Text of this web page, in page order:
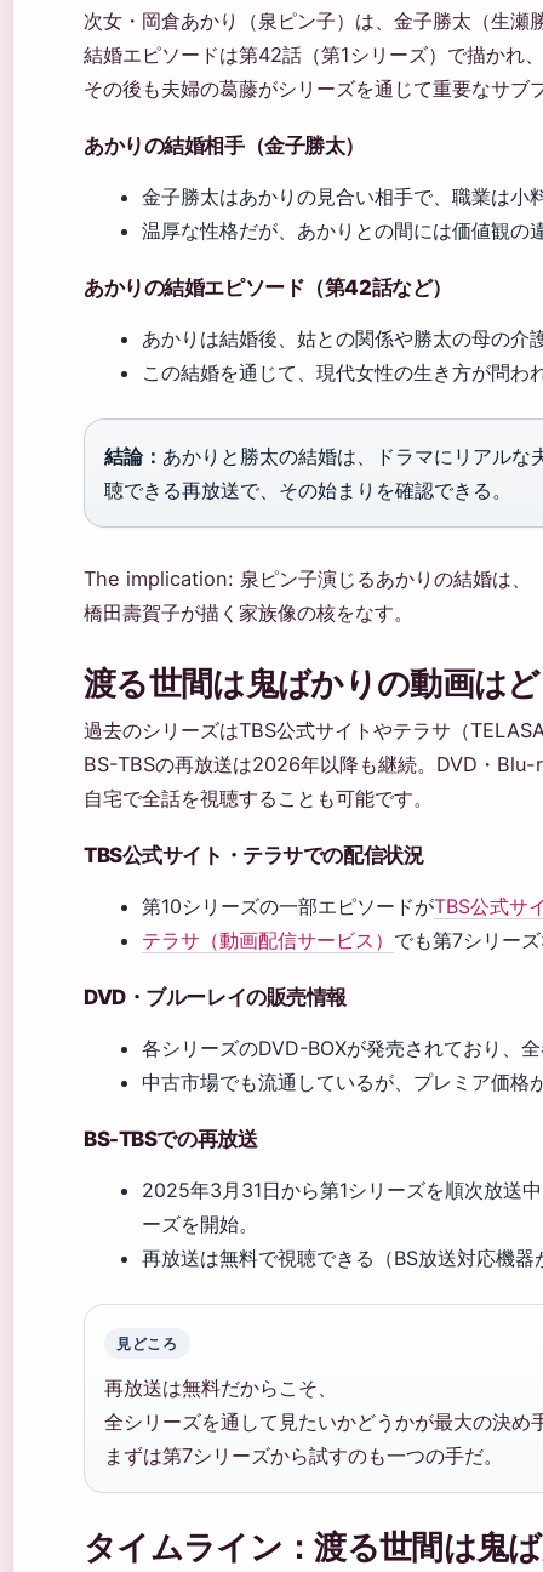
次女・岡倉あかり（泉ピン子）は、金子勝太（生瀬
結婚エピソードは第42話（第1シリーズ）で描かれ、
その後も夫婦の葛藤がシリーズを通じて重要なサブ
あかりの結婚相手（金子勝太）
金子勝太はあかりの見合い相手で、職業は小
温厚な性格だが、あかりとの間には価値観の
あかりの結婚エピソード（第42話など）
あかりは結婚後、姑との関係や勝太の母の介
この結婚を通じて、現代女性の生き方が問わ
結論： あかりと勝太の結婚は、ドラマにリアルな
聴できる再放送で、その始まりを確認できる。
The implication: 泉ピン子演じるあかりの結婚は、
橋田壽賀子が描く家族像の核をなす。
渡る世間は鬼ばかりの動画は
過去のシリーズはTBS公式サイトやテラサ（
BS-TBSの再放送は2026年以降も継続。DVD・Blu-
自宅で全話を視聴することも可能です。
TBS公式サイト・テラサでの配信状況
第10シリーズの一部エピソードがTBS公式サ
テラサ（動画配信サービス） でも第7シリー
DVD・ブルーレイの販売情報
各シリーズのDVD-BOXが発売されており、
中古市場でも流通しているが、プレミア価格
BS-TBSでの再放送
2025年3月31日から第1シリーズを順次放送
ーズを開始。
再放送は無料で視聴できる（BS放送対応機器
見どころ
再放送は無料だからこそ、
全シリーズを通して見たいかどうかが最大の決め
まずは第7シリーズから試すのも一つの手だ。
タイムライン：渡る世間は鬼